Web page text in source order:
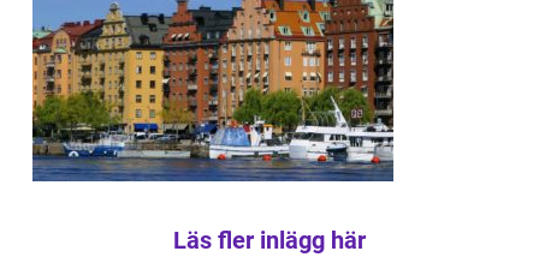
Läs fler inlägg här